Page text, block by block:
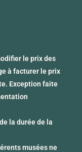
le prix des
à facturer le prix
Exception faite
la durée de la
musées ne